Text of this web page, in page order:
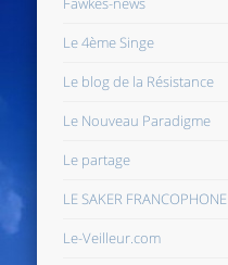
Le 4ème Singe
Le blog de la Résistance
Le Nouveau Paradigme
Le partage
LE SAKER FRANCOPHONE
Le-Veilleur.com